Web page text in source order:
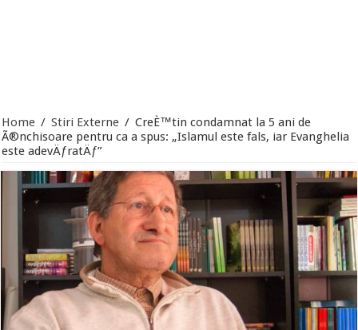
Home / Stiri Externe / CreÈ™tin condamnat la 5 ani de
Ã®nchisoare pentru ca a spus: „Islamul este fals, iar Evanghelia
este adevÄƒratÄƒ”